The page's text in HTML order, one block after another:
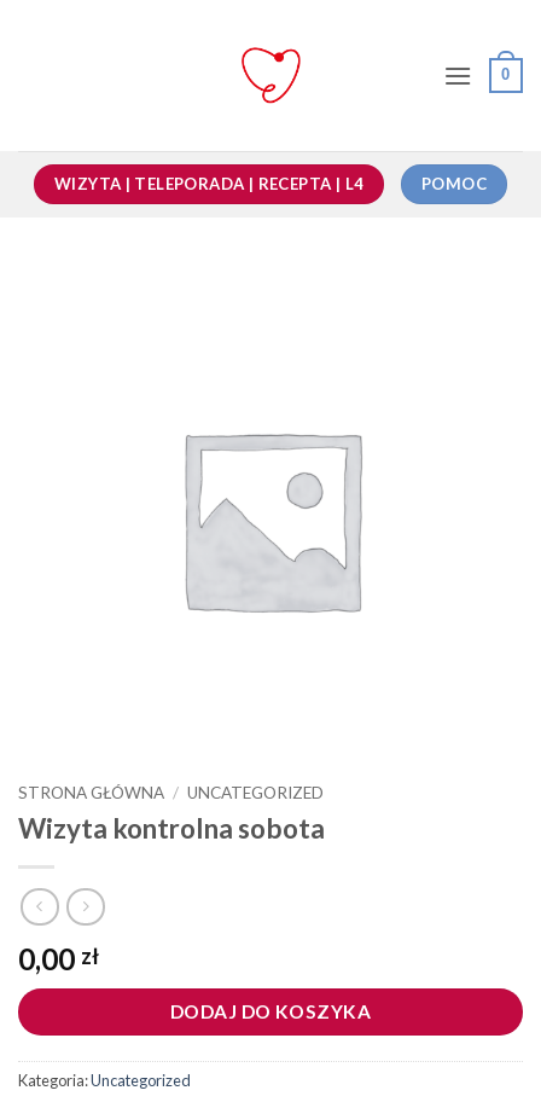
0
WIZYTA | TELEPORADA | RECEPTA | L4 POMOC
STRONA GŁÓWNA / UNCATEGORIZED
Wizyta kontrolna sobota
0,00 zł
DODAJ DO KOSZYKA
Kategoria:Uncategorized